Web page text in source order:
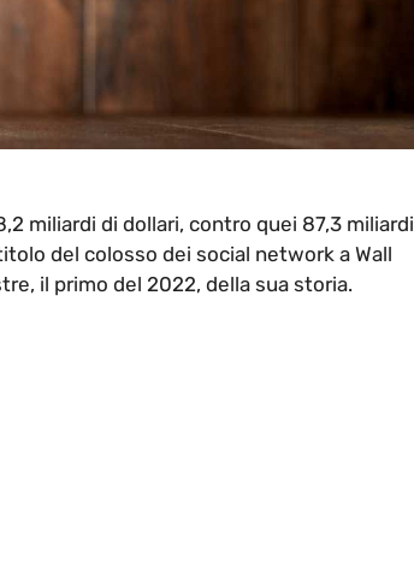
miliardi di dollari, contro quei 87,3 miliardi
del colosso dei social network a Wall
il primo del 2022, della sua storia.